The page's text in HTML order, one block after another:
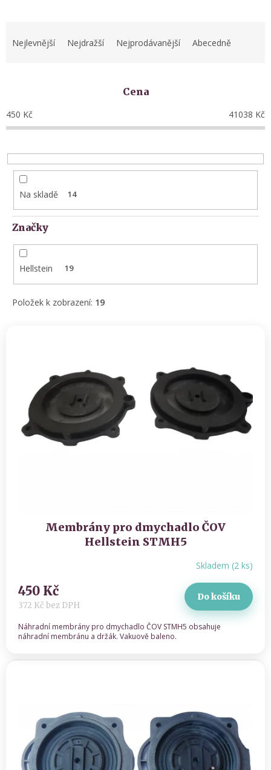
p
r
o
u
k
Nejlevnější Nejdražší Nejprodávanější Abecedně
Cena
450 Kč 41038 Kč
Na skladě 14
Značky
Hellstein 19
Položek k zobrazení: 19
Membrány pro dmychadlo ČOV
Hellstein STMH5
Skladem (2 ks)
372 Kč bez DPH
450 Kč Do košíku
Náhradní membrány pro dmychadlo ČOV STMH5 obsahuje
náhradní membránu a držák. Vakuově baleno.